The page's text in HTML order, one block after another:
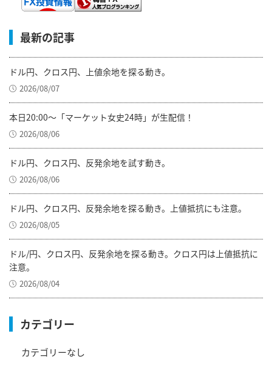
最新の記事
ドル円、クロス円、上値余地を探る動き。
2026/08/07
本日20:00～「マーケット女史24時」が生配信！
2026/08/06
ドル円、クロス円、反発余地を試す動き。
2026/08/06
ドル円、クロス円、反発余地を探る動き。上値抵抗にも注意。
2026/08/05
ドル/円、クロス円、反発余地を探る動き。クロス円は上値抵抗に
注意。
2026/08/04
カテゴリー
カテゴリーなし